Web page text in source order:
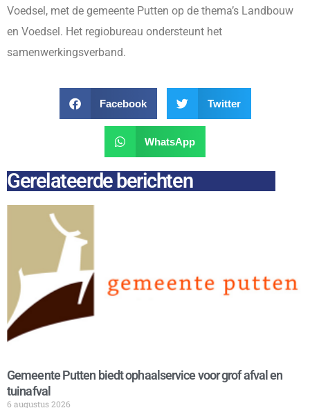
Voedsel, met de gemeente Putten op de thema’s Landbouw
en Voedsel. Het regiobureau ondersteunt het
samenwerkingsverband.
Facebook Twitter
WhatsApp
Gerelateerde berichten
Gemeente Putten biedt ophaalservice voor grof afval en
tuinafval
6 augustus 2026